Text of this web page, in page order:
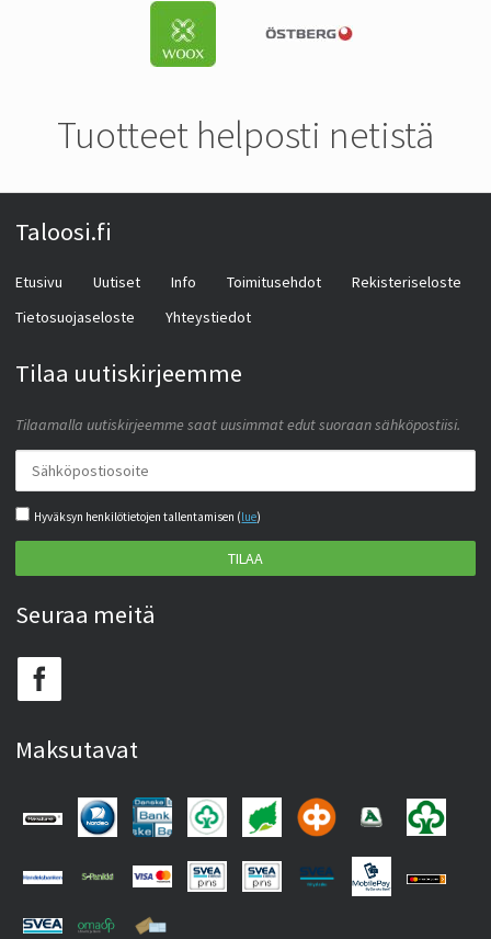
Tuotteet helposti netistä
Taloosi.fi
Etusivu Uutiset Info Toimitusehdot
Rekisteriseloste
Tietosuojaseloste
Yhteystiedot
Tilaa uutiskirjeemme
Tilaamalla uutiskirjeemme saat uusimmat edut suoraan sähköpostiisi.
Hyväksyn henkilötietojen tallentamisen (lue)
TILAA
Seuraa meitä
Maksutavat